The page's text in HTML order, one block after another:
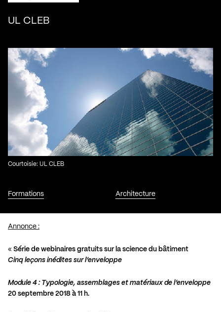
UL CLEB
Formations Architecture
Courtoisie: UL CLEB
Annonce :
« Série de webinaires gratuits sur la science du bâtiment
Cinq leçons inédites sur l’enveloppe
Module 4 : Typologie, assemblages et matériaux de l’enveloppe
20 septembre 2018 à 11 h.